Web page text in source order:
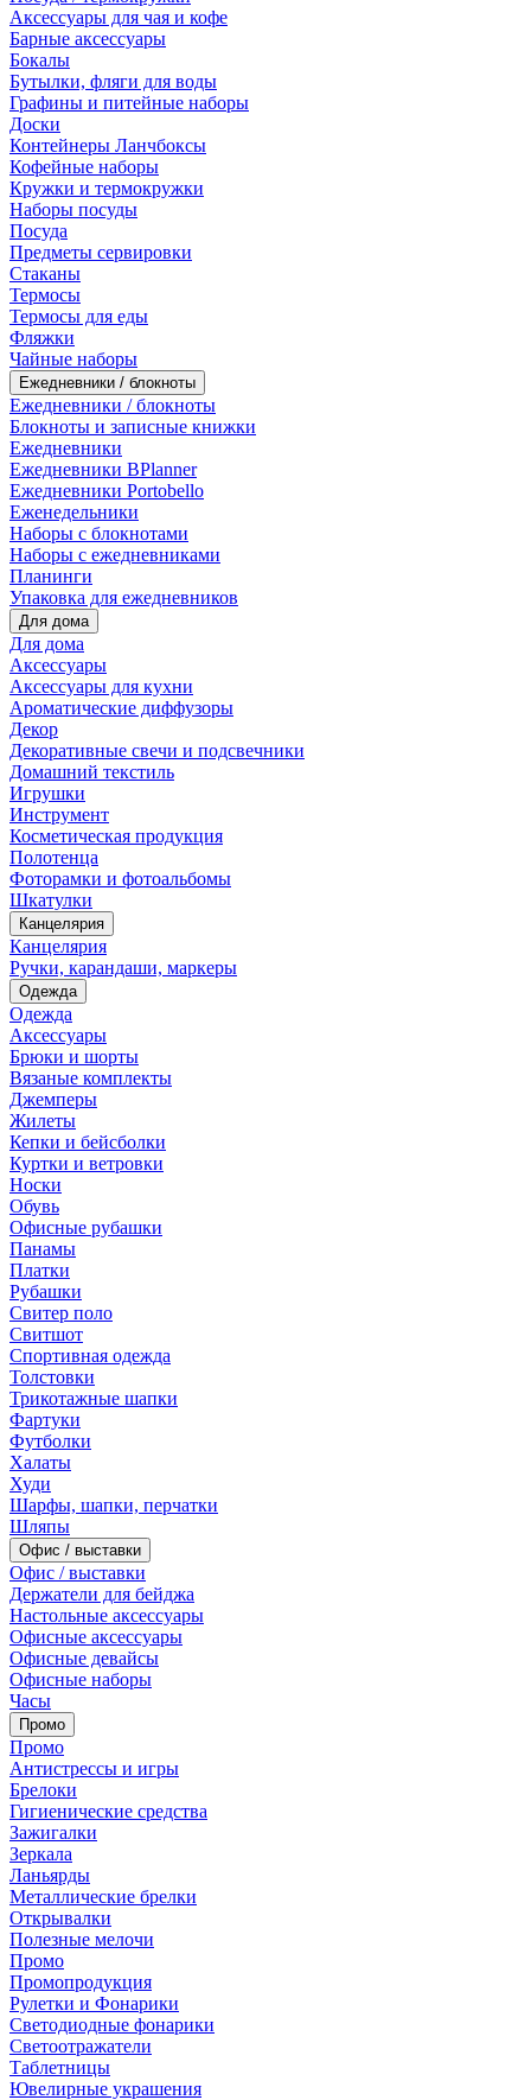
Аксессуары для чая и кофе
Барные аксессуары
Бокалы
Бутылки, фляги для воды
Графины и питейные наборы
Доски
Контейнеры Ланчбоксы
Кофейные наборы
Кружки и термокружки
Наборы посуды
Посуда
Предметы сервировки
Стаканы
Термосы
Термосы для еды
Фляжки
Чайные наборы
Ежедневники / блокноты
Ежедневники / блокноты
Блокноты и записные книжки
Ежедневники
Ежедневники BPlanner
Ежедневники Portobello
Еженедельники
Наборы с блокнотами
Наборы с ежедневниками
Планинги
Упаковка для ежедневников
Для дома
Для дома
Аксессуары
Аксессуары для кухни
Ароматические диффузоры
Декор
Декоративные свечи и подсвечники
Домашний текстиль
Игрушки
Инструмент
Косметическая продукция
Полотенца
Фоторамки и фотоальбомы
Шкатулки
Канцелярия
Канцелярия
Ручки, карандаши, маркеры
Одежда
Одежда
Аксессуары
Брюки и шорты
Вязаные комплекты
Джемперы
Жилеты
Кепки и бейсболки
Куртки и ветровки
Носки
Обувь
Офисные рубашки
Панамы
Платки
Рубашки
Свитер поло
Свитшот
Спортивная одежда
Толстовки
Трикотажные шапки
Фартуки
Футболки
Халаты
Худи
Шарфы, шапки, перчатки
Шляпы
Офис / выставки
Офис / выставки
Держатели для бейджа
Настольные аксессуары
Офисные аксессуары
Офисные девайсы
Офисные наборы
Часы
Промо
Промо
Антистрессы и игры
Брелоки
Гигиенические средства
Зажигалки
Зеркала
Ланьярды
Металлические брелки
Открывалки
Полезные мелочи
Промо
Промопродукция
Рулетки и Фонарики
Светодиодные фонарики
Светоотражатели
Таблетницы
Ювелирные украшения